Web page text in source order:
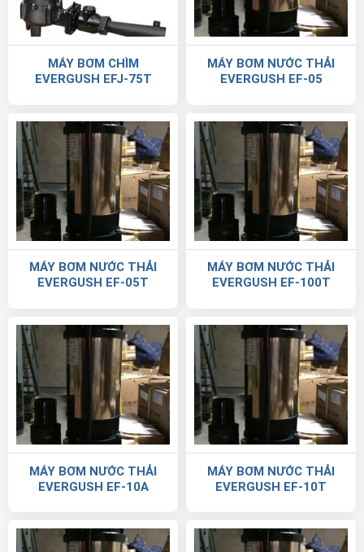
MÁY BƠM CHÌM
EVERGUSH EFJ-75T
MÁY BƠM NƯỚC THẢI
EVERGUSH EF-05
MÁY BƠM NƯỚC THẢI
EVERGUSH EF-05T
MÁY BƠM NƯỚC THẢI
EVERGUSH EF-100T
MÁY BƠM NƯỚC THẢI
EVERGUSH EF-10A
MÁY BƠM NƯỚC THẢI
EVERGUSH EF-10T